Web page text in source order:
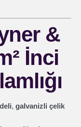
&
İnci
, galvanizli çelik